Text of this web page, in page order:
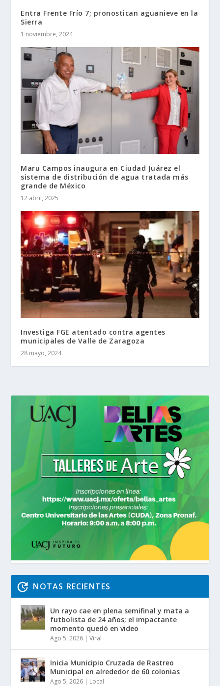
Entra Frente Frío 7; pronostican aguanieve en la
Sierra
1 noviembre, 2024
Maru Campos inaugura en Ciudad Juárez el
sistema de distribución de agua tratada más
grande de México
12 abril, 2025
Investiga FGE atentado contra agentes
municipales de Valle de Zaragoza
28 mayo, 2024
NOTAS RECIENTES
Un rayo cae en plena semifinal y mata a
futbolista de 24 años; el impactante
momento quedó en video
Ago 5, 2026 |Viral
Inicia Municipio Cruzada de Rastreo
Municipal en alrededor de 60 colonias
Ago 5, 2026 | Local